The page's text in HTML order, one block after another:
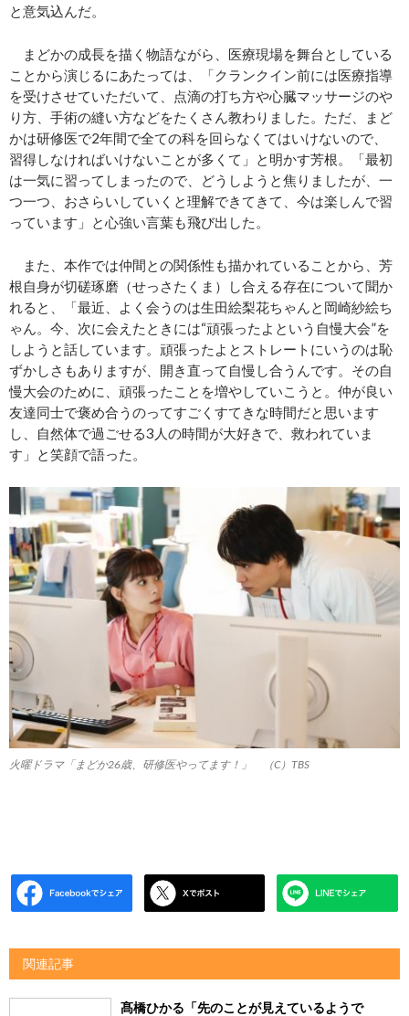
と意気込んだ。
まどかの成長を描く物語ながら、医療現場を舞台としている
ことから演じるにあたっては、「クランクイン前には医療指導
を受けさせていただいて、点滴の打ち方や心臓マッサージのや
り方、手術の縫い方などをたくさん教わりました。ただ、まど
かは研修医で2年間で全ての科を回らなくてはいけないので、
習得しなければいけないことが多くて」と明かす芳根。「最初
は一気に習ってしまったので、どうしようと焦りましたが、一
つ一つ、おさらいしていくと理解できてきて、今は楽しんで習
っています」と心強い言葉も飛び出した。
また、本作では仲間との関係性も描かれていることから、芳
根自身が切磋琢磨（せっさたくま）し合える存在について聞か
れると、「最近、よく会うのは生田絵梨花ちゃんと岡崎紗絵ち
ゃん。今、次に会えたときには“頑張ったよという自慢大会”を
しようと話しています。頑張ったよとストレートにいうのは恥
ずかしさもありますが、開き直って自慢し合うんです。その自
慢大会のために、頑張ったことを増やしていこうと。仲が良い
友達同士で褒め合うのってすごくすてきな時間だと思います
し、自然体で過ごせる3人の時間が大好きで、救われていま
す」と笑顔で語った。
火曜ドラマ「まどか26歳、研修医やってます！」 （C）TBS
関連記事
髙橋ひかる「先のことが見えているようで